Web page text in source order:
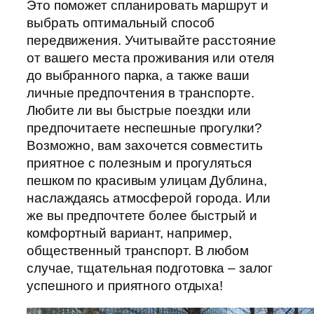
Это поможет спланировать маршрут и
выбрать оптимальный способ
передвижения. Учитывайте расстояние
от вашего места проживания или отеля
до выбранного парка, а также ваши
личные предпочтения в транспорте.
Любите ли вы быстрые поездки или
предпочитаете неспешные прогулки?
Возможно, вам захочется совместить
приятное с полезным и прогуляться
пешком по красивым улицам Дублина,
наслаждаясь атмосферой города. Или
же вы предпочтете более быстрый и
комфортный вариант, например,
общественный транспорт. В любом
случае, тщательная подготовка – залог
успешного и приятного отдыха!